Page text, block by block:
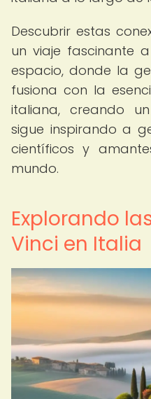
Descubrir estas
un viaje fascinante
espacio, donde la
fusiona con la
italiana, creando
sigue inspirando a
científicos y
mundo.
Explorando
Vinci en Italia